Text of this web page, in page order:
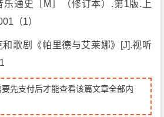
乐通史［M］（修订本）.第1版.上
（1）
和歌剧《帕里德与艾莱娜》[J].视听
先支付后才能查看该篇文章全部内